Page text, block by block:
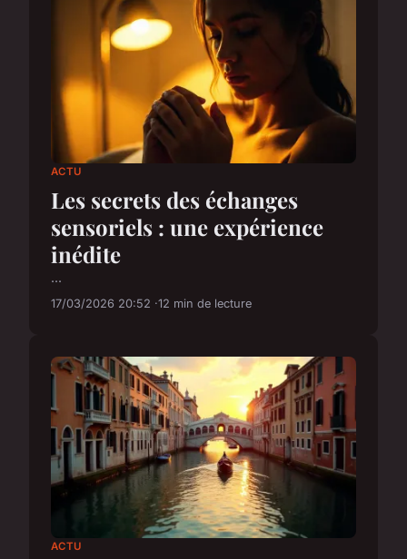
ACTU
Les secrets des échanges
sensoriels : une expérience
inédite
...
17/03/2026 20:52 12 min de lecture
ACTU